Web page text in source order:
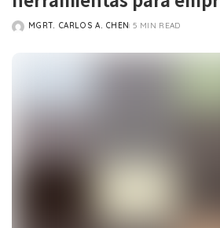
POSTED
MGRT. CARLOS A. CHEN 5 MIN READ